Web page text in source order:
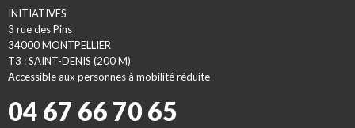
INITIATIVES
3 rue des Pins
34000 MONTPELLIER
T3 : SAINT-DENIS (200 M)
Accessible aux personnes à mobilité réduite
04 67 66 70 65